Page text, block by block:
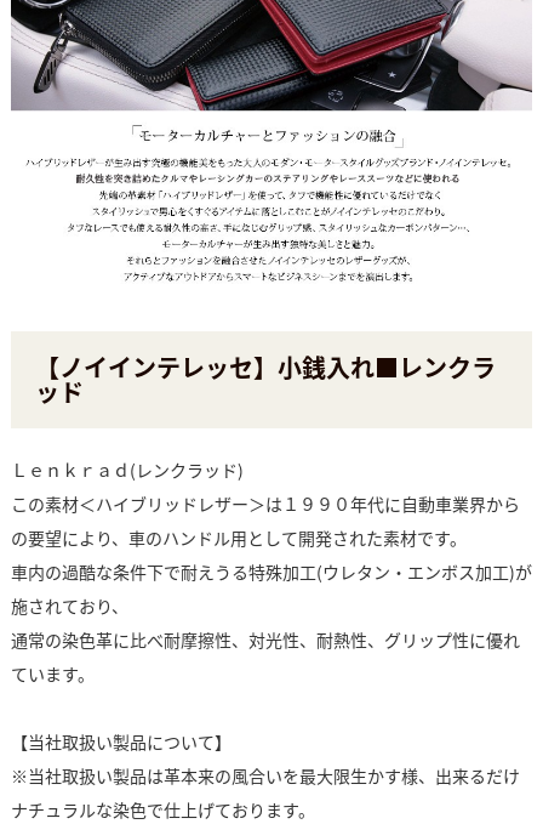
【ノイインテレッセ】小銭入れ■レンクラ
ッド
Ｌｅｎｋｒａｄ(レンクラッド)
この素材＜ハイブリッドレザー＞は１９９０年代に自動車業界から
の要望により、車のハンドル用として開発された素材です。
車内の過酷な条件下で耐えうる特殊加工(ウレタン・エンボス加工)が
施されており、
通常の染色革に比べ耐摩擦性、対光性、耐熱性、グリップ性に優れ
ています。
【当社取扱い製品について】
※当社取扱い製品は革本来の風合いを最大限生かす様、出来るだけ
ナチュラルな染色で仕上げております。